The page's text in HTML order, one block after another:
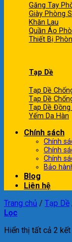
Găng Tay
Giày Phòng
Khăn Lau
Quần Áo
Thiết Bị
Tạp Dề
Tạp Dề
Tạp Dề
Tạp Dề
Yếm Da Hàn
Chính sách
Chính
Chính
Chính
Bảo
Blog
Liên hệ
Trang chủ / Tạp Dề
Lọc
Hiển thị tất cả 2 kết